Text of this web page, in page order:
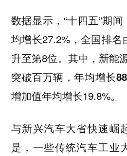
数据显示，“十四五”期
均增长27.2%，全国排名
升至第8位。其中， 新能
突破百万辆，年均增长
增加值年均增长19.8%。
与新兴汽车大省快速崛
是，一些传统汽车工业